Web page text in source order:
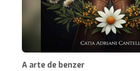
A arte de benzer